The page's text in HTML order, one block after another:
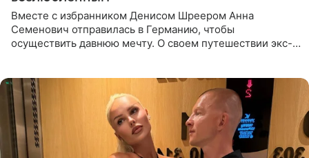
Вместе с избранником Денисом Шреером Анна
Семенович отправилась в Германию, чтобы
осуществить давнюю мечту. О своем путешествии экс-